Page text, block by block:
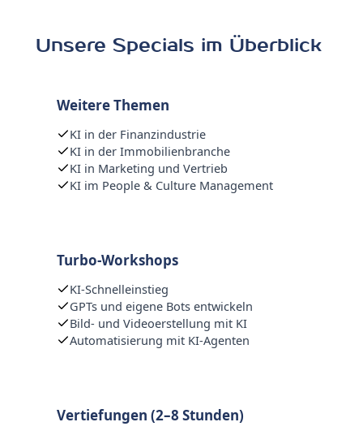
Unsere Specials im Überblick
Weitere Themen
KI in der Finanzindustrie
KI in der Immobilienbranche
KI in Marketing und Vertrieb
KI im People & Culture Management
Turbo-Workshops
KI-Schnelleinstieg
GPTs und eigene Bots entwickeln
Bild- und Videoerstellung mit KI
Automatisierung mit KI-Agenten
Vertiefungen (2–8 Stunden)